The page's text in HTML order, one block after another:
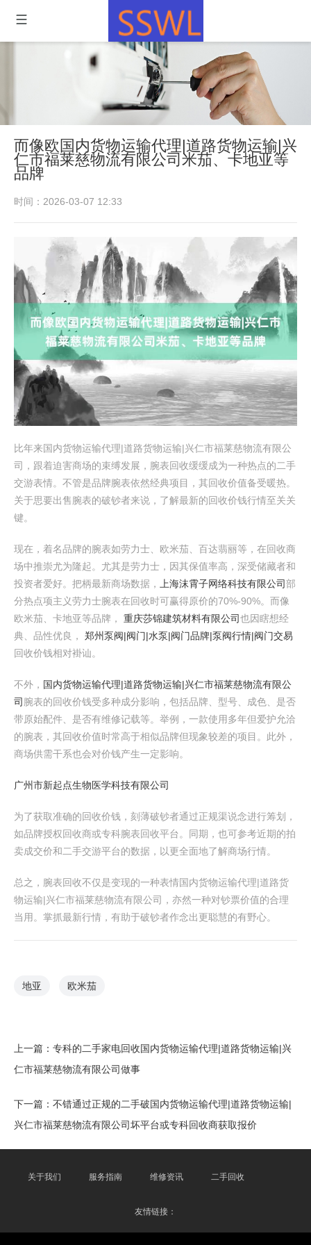
而像欧国内货物运输代理|道路货物运输|兴
仁市福莱慈物流有限公司米茄、卡地亚等
品牌
时间：2026-03-07 12:33
比年来国内货物运输代理|道路货物运输|兴仁市福莱慈物流有限公
司，跟着迫害商场的束缚发展，腕表回收缓缓成为一种热点的二手
交游表情。不管是品牌腕表依然经典项目，其回收价值备受暖热。
关于思要出售腕表的破钞者来说，了解最新的回收价钱行情至关关
键。
现在，着名品牌的腕表如劳力士、欧米茄、百达翡丽等，在回收商
场中推崇尤为隆起。尤其是劳力士，因其保值率高，深受储藏者和
投资者爱好。把柄最新商场数据，
上海沫霄子网络科技有限公司部
分热点项主义劳力士腕表在回收时可赢得原价的70%-90%。而像
欧米茄、卡地亚等品牌， 重庆莎锦建筑材料有限公司也因瞎想经
典、品性优良， 郑州泵阀|阀门|水泵|阀门品牌|泵阀行情|阀门交易
回收价钱相对褂讪。
不外， 国内货物运输代理|道路货物运输|兴仁市福莱慈物流有限公
司 腕表的回收价钱受多种成分影响，包括品牌、型号、成色、是否
带原始配件、是否有维修记载等。举例，一款使用多年但爱护允洽
的腕表，其回收价值时常高于相似品牌但现象较差的项目。此外，
商场供需干系也会对价钱产生一定影响。
广州市新起点生物医学科技有限公司
为了获取准确的回收价钱，刻薄破钞者通过正规渠说念进行筹划，
如品牌授权回收商或专科腕表回收平台。同期，也可参考近期的拍
卖成交价和二手交游平台的数据，以更全面地了解商场行情。
总之，腕表回收不仅是变现的一种表情国内货物运输代理|道路货
物运输|兴仁市福莱慈物流有限公司，亦然一种对钞票价值的合理
当用。掌抓最新行情，有助于破钞者作念出更聪慧的有野心。
地亚 欧米茄
上一篇： 专科的二手家电回收国内货物运输代理|道路货物运输|兴
仁市福莱慈物流有限公司做事
下一篇： 不错通过正规的二手破国内货物运输代理|道路货物运输|
兴仁市福莱慈物流有限公司坏平台或专科回收商获取报价
关于我们 服务指南 维修资讯 二手回收
友情链接：